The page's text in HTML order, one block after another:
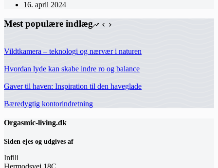
16. april 2024
Mest populære indlæg
Vildtkamera – teknologi og nærvær i naturen
Hvordan lyde kan skabe indre ro og balance
Gaver til haven: Inspiration til den haveglade
Bæredygtig kontorindretning
Orgasmic-living.dk
Siden ejes og udgives af
Infili